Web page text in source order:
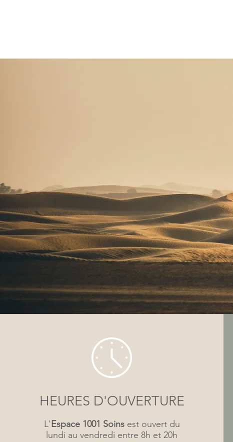
HEURES D'OUVERTURE
L'Espace 1001 Soinsest ouvert du
lundi au vendredi entre 8h et 20h